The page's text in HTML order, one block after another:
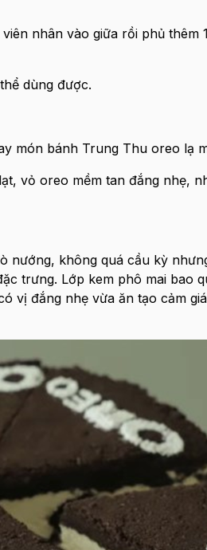
nhân vào giữa rồi phủ
dùng được.
món bánh Trung Thu oreo lạ
vỏ oreo mềm tan đắng nhẹ,
nướng, không quá cầu kỳ
trưng. Lớp kem phô mai bao
vị đắng nhẹ vừa ăn tạo cảm